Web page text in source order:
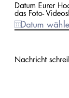
Datum Eurer
das Foto-
Nachricht